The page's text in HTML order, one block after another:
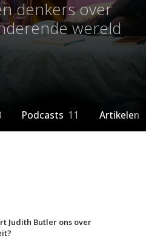
denkers over
wereld
Podcasts 11 Artikelen
Judith Butler ons over